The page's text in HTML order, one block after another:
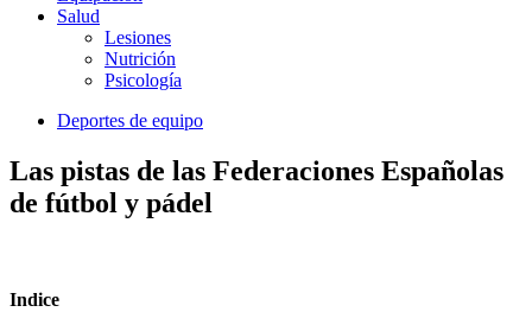
Salud
Lesiones
Nutrición
Psicología
Deportes de equipo
Las pistas de las Federaciones Españolas
de fútbol y pádel
Indice